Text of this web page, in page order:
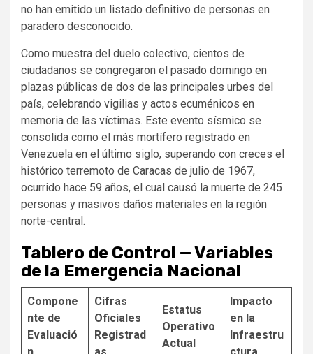
no han emitido un listado definitivo de personas en
paradero desconocido.
Como muestra del duelo colectivo, cientos de
ciudadanos se congregaron el pasado domingo en
plazas públicas de dos de las principales urbes del
país, celebrando vigilias y actos ecuménicos en
memoria de las víctimas. Este evento sísmico se
consolida como el más mortífero registrado en
Venezuela en el último siglo, superando con creces el
histórico terremoto de Caracas de julio de 1967,
ocurrido hace 59 años, el cual causó la muerte de 245
personas y masivos daños materiales en la región
norte-central.
Tablero de Control — Variables
de la Emergencia Nacional
Compone
nte de
Evaluació
n
Cifras
Oficiales
Registrad
as
Estatus
Operativo
Actual
Impacto
en la
Infraestru
ctura